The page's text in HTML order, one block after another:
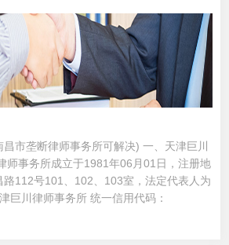
市垄断律师事务所可解决) 一、天津巨川
师事务所成立于1981年06月01日，注册地
112号101、102、103室，法定代表人为
巨川律师事务所 统一信用代码：